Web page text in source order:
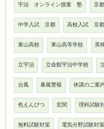
宇治 オンライン授業 塾 京
中学入試 京都 高校入試 京都
東山高校 東山高等学校 英
立宇治 立命館宇治中学校
台風 暴風警報 休講のご案
色えんぴつ 玄関 理科試験
無料試験対策 電気分野試験対策